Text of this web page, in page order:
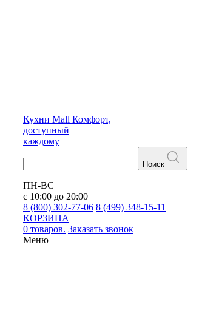
Кухни Mall Комфорт,
доступный
каждому
Поиск
ПН-ВС
с 10:00 до 20:00
8 (800) 302-77-06 8 (499) 348-15-11
КОРЗИНА
0 товаров. Заказать звонок
Меню